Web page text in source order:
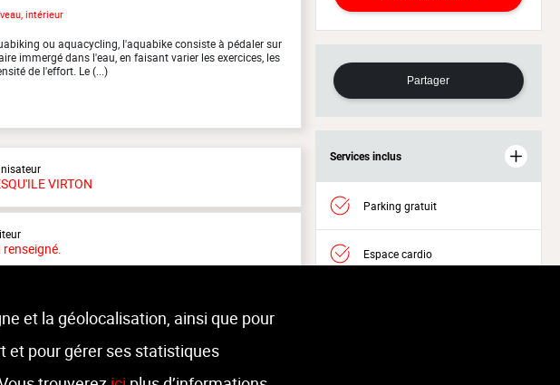
intérieur
ou aquacycling, l'aquabike consiste à pédaler sur
immergé dans l'eau, en faisant varier les exercices, les
de l'effort. Le (...)
VIRTON
d'arlon 81A - 6760 VIRTON
Partager
Services inclus
Parking gratuit
Espace cardio
et la géolocalisation, ainsi que pour
et pour gérer ses statistiques